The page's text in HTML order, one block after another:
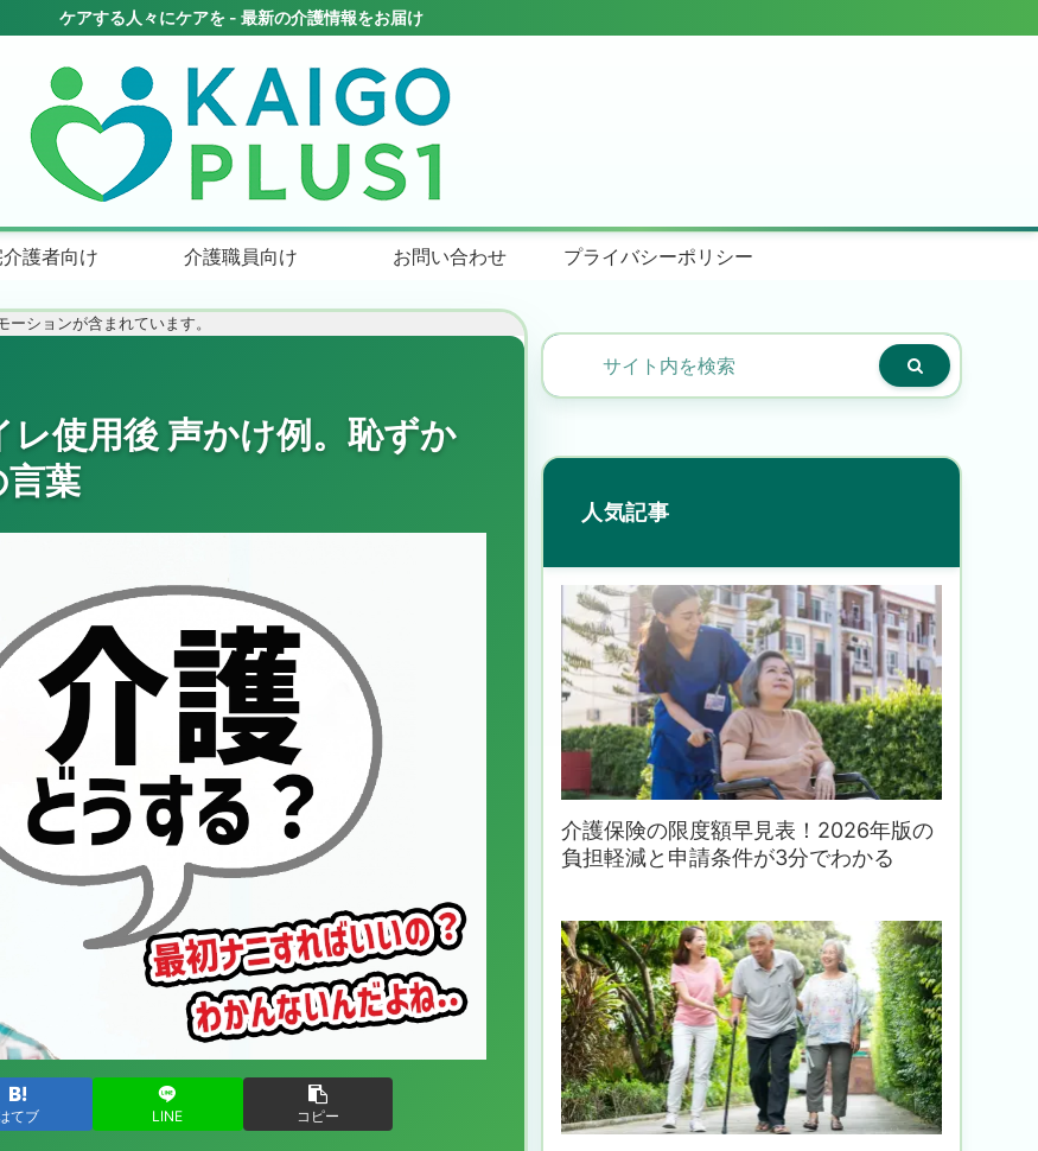
護者向け 介護職員向け お問い合わせ プライバシーポリシー
ションが含まれています。
使用後 声かけ例。恥ずか
葉
てブ LINE コピー
人気記事
介護保険の限度額早見表！2026年版の
負担軽減と申請条件が3分でわかる